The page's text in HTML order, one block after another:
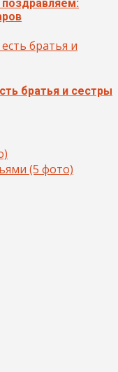
братья и сестры
(5 фото)